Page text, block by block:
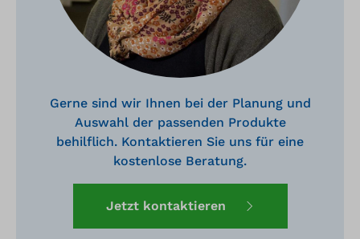
Gerne sind wir Ihnen bei der Planung und
Auswahl der passenden Produkte
behilflich. Kontaktieren Sie uns für eine
kostenlose Beratung.
Jetzt kontaktieren